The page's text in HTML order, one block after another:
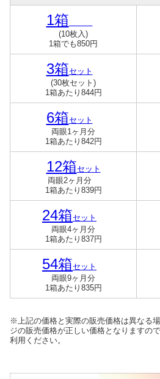
1箱
(10枚入)
1箱でも850円
3箱セット
(30枚セット)
1箱あたり844円
6箱セット
両眼1ヶ月分
1箱あたり842円
12箱セット
両眼2ヶ月分
1箱あたり839円
24箱セット
両眼4ヶ月分
1箱あたり837円
54箱セット
両眼9ヶ月分
1箱あたり835円
※上記の価格と実際の販売価格は異なる
ジの販売価格が正しい価格となりますの
利用ください。